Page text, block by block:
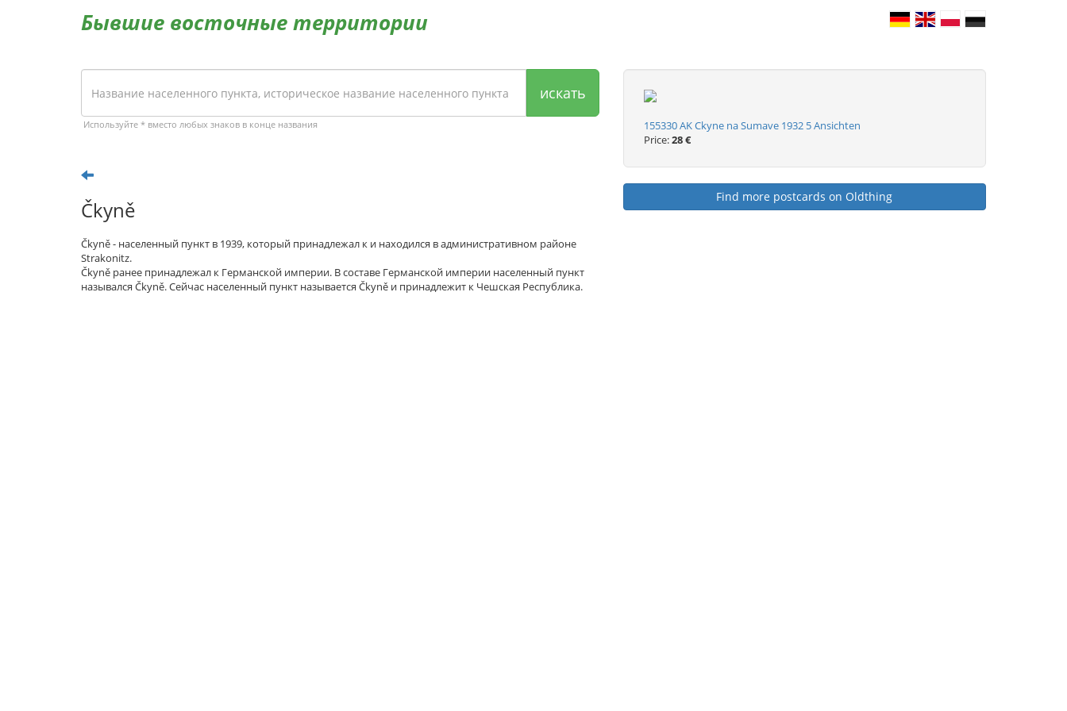
Бывшие восточные территории
искать
Используйте * вместо любых знаков в конце названия
Čkyně
Čkyně - населенный пункт в 1939, который принадлежал к и находился в административном районе
Strakonitz.
Čkyně ранее принадлежал к Германской империи. В составе Германской империи населенный пункт
назывался Čkyně. Сейчас населенный пункт называется Čkyně и принадлежит к Чешская Республика.
155330 AK Ckyne na Sumave 1932 5 Ansichten
Price:28 €
Find more postcards on Oldthing